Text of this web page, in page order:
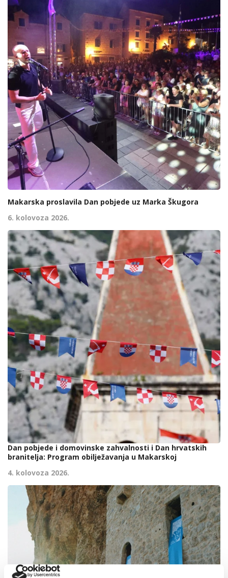
Makarska proslavila Dan pobjede uz Marka Škugora
6. kolovoza 2026.
Dan pobjede i domovinske zahvalnosti i Dan hrvatskih
branitelja: Program obilježavanja u Makarskoj
4. kolovoza 2026.